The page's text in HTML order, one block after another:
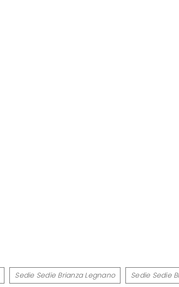
Sedie Sedie Brianza Legnano Sedie Sedie